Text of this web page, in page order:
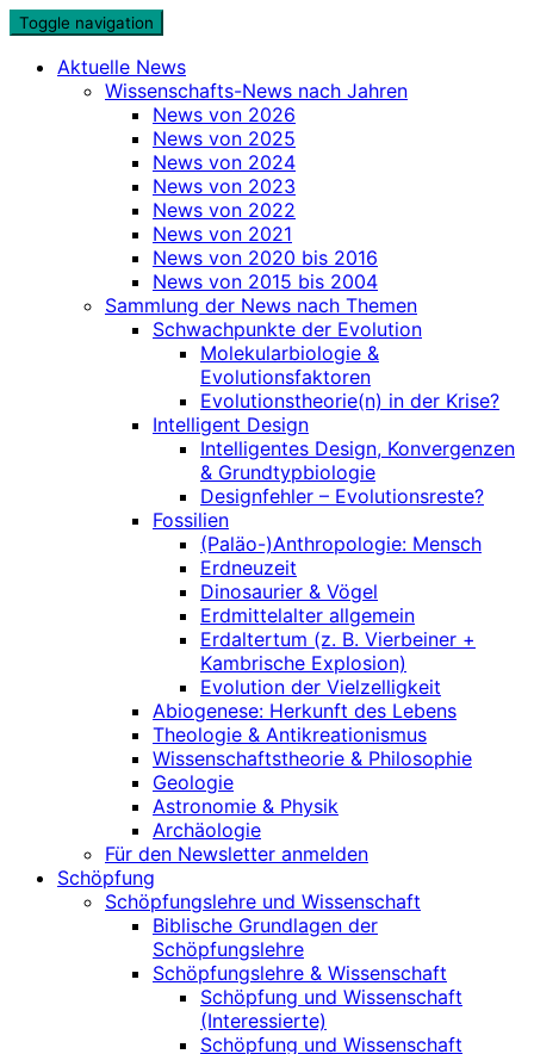
Skip
content
Toggle navigation
Aktuelle News
Wissenschafts-News nach Jahren
News von 2026
News von 2025
News von 2024
News von 2023
News von 2022
News von 2021
News von 2020 bis 2016
News von 2015 bis 2004
Sammlung der News nach Themen
Schwachpunkte der Evolution
Molekularbiologie &
Evolutionsfaktoren
Evolutionstheorie(n) in der Krise?
Intelligent Design
Intelligentes Design, Konvergenzen
& Grundtypbiologie
Designfehler – Evolutionsreste?
Fossilien
(Paläo-)Anthropologie: Mensch
Erdneuzeit
Dinosaurier & Vögel
Erdmittelalter allgemein
Erdaltertum (z. B. Vierbeiner +
Kambrische Explosion)
Evolution der Vielzelligkeit
Abiogenese: Herkunft des Lebens
Theologie & Antikreationismus
Wissenschaftstheorie & Philosophie
Geologie
Astronomie & Physik
Archäologie
Für den Newsletter anmelden
Schöpfung
Schöpfungslehre und Wissenschaft
Biblische Grundlagen der
Schöpfungslehre
Schöpfungslehre & Wissenschaft
Schöpfung und Wissenschaft
(Interessierte)
Schöpfung und Wissenschaft